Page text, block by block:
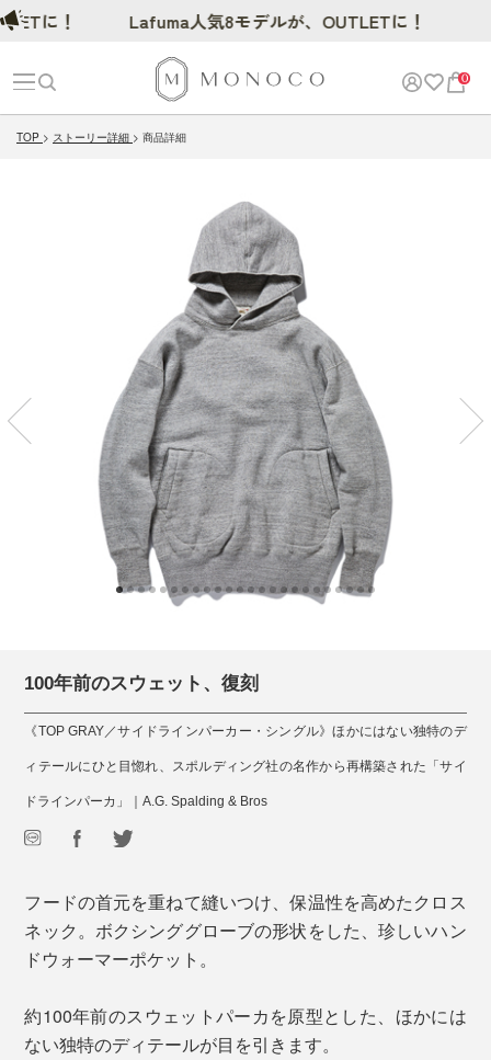
0
TOP ストーリー詳細 商品詳細
100年前のスウェット、復刻
《TOP GRAY／サイドラインパーカー・シングル》ほかにはない独特のデ
ィテールにひと目惚れ、スポルディング社の名作から再構築された「サイ
ドラインパーカ」｜A.G. Spalding & Bros
フードの首元を重ねて縫いつけ、保温性を高めたクロス
ネック。ボクシンググローブの形状をした、珍しいハン
ドウォーマーポケット。
約100年前のスウェットパーカを原型とした、ほかには
ない独特のディテールが目を引きます。
！ Lafuma人気8モデルが、OUTLETに！